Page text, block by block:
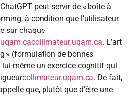
peut servir de « boîte à
à condition que l’utilisateur
sur chaque
collimateur.uqam.ca. L’art
» (formulation de bonnes
même un exercice cognitif qui
collimateur.uqam.ca. De fait,
que, plutôt que d’être une